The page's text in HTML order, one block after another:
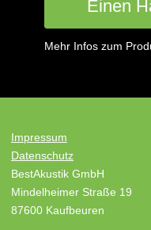
Einen
Mehr Infos zum
Impressum
Datenschutz
BestAkustik GmbH
Mindelheimer Straße 19
87600 Kaufbeuren